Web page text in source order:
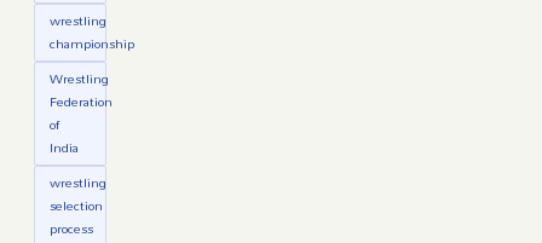
wrestling
championship
Wrestling
Federation
of
India
wrestling
selection
process